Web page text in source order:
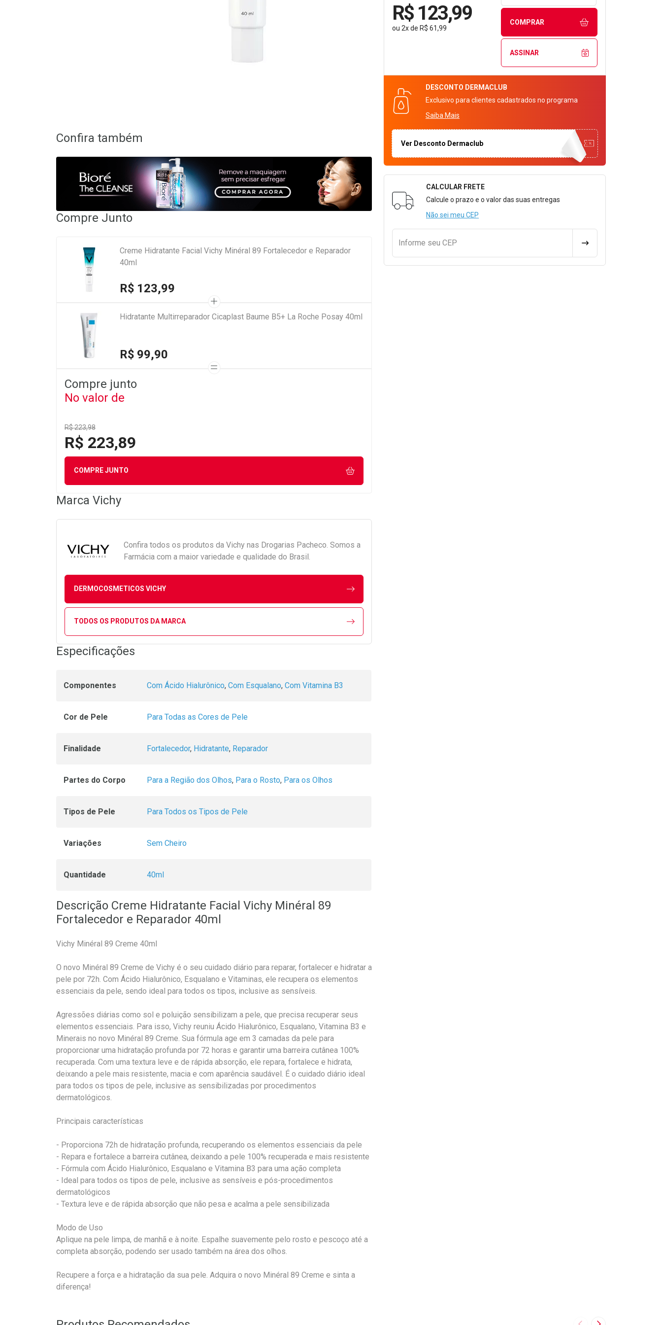
R$ 123,99
ou 2xde R$ 61,99
COMPRAR
ASSINAR
DESCONTO DERMACLUB
Exclusivo para clientes cadastrados no programa
Saiba Mais
Ver Desconto Dermaclub
Formulário para Calcular o Frete
CALCULAR FRETE
Calcule o prazo e o valor das suas entregas
Não sei meu CEP
Informe seu CEP CALCULAR FRETE
Confira também
Compre Junto
Creme Hidratante Facial Vichy Minéral 89 Fortalecedor e Reparador
40ml
R$ 123,99
Hidratante Multirreparador Cicaplast Baume B5+ La Roche Posay 40ml
R$ 99,90
Compre junto
No valor de
R$ 223,98
R$ 223,89
COMPRE JUNTO
Marca Vichy
Confira todos os produtos da Vichy nas Drogarias Pacheco. Somos a
Farmácia com a maior variedade e qualidade do Brasil.
DERMOCOSMETICOS VICHY
TODOS OS PRODUTOS DA MARCA
Especificações
Componentes Com Ácido Hialurônico, Com Esqualano, Com Vitamina B3
Cor de Pele Para Todas as Cores de Pele
Finalidade Fortalecedor, Hidratante, Reparador
Partes do Corpo Para a Região dos Olhos, Para o Rosto, Para os Olhos
Tipos de Pele Para Todos os Tipos de Pele
Variações Sem Cheiro
Quantidade 40ml
Descrição Creme Hidratante Facial Vichy Minéral 89
Fortalecedor e Reparador 40ml
Vichy Minéral 89 Creme 40ml
O novo Minéral 89 Creme de Vichy é o seu cuidado diário para reparar, fortalecer e hidratar a
pele por 72h. Com Ácido Hialurônico, Esqualano e Vitaminas, ele recupera os elementos
essenciais da pele, sendo ideal para todos os tipos, inclusive as sensíveis.
Agressões diárias como sol e poluição sensibilizam a pele, que precisa recuperar seus
elementos essenciais. Para isso, Vichy reuniu Ácido Hialurônico, Esqualano, Vitamina B3 e
Minerais no novo Minéral 89 Creme. Sua fórmula age em 3 camadas da pele para
proporcionar uma hidratação profunda por 72 horas e garantir uma barreira cutânea 100%
recuperada. Com uma textura leve e de rápida absorção, ele repara, fortalece e hidrata,
deixando a pele mais resistente, macia e com aparência saudável. É o cuidado diário ideal
para todos os tipos de pele, inclusive as sensibilizadas por procedimentos
dermatológicos.
Principais características
- Proporciona 72h de hidratação profunda, recuperando os elementos essenciais da pele
- Repara e fortalece a barreira cutânea, deixando a pele 100% recuperada e mais resistente
- Fórmula com Ácido Hialurônico, Esqualano e Vitamina B3 para uma ação completa
- Ideal para todos os tipos de pele, inclusive as sensíveis e pós-procedimentos
dermatológicos
- Textura leve e de rápida absorção que não pesa e acalma a pele sensibilizada
Modo de Uso
Aplique na pele limpa, de manhã e à noite. Espalhe suavemente pelo rosto e pescoço até a
completa absorção, podendo ser usado também na área dos olhos.
Recupere a força e a hidratação da sua pele. Adquira o novo Minéral 89 Creme e sinta a
diferença!